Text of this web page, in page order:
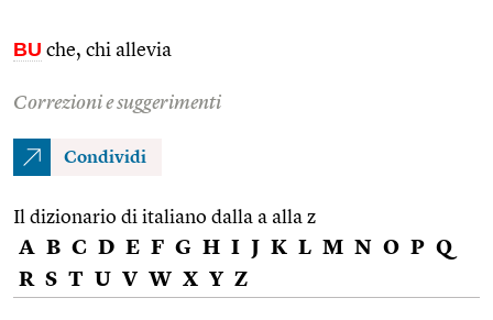
BU che, chi allevia
Correzioni e suggerimenti
Condividi
Il dizionario di italiano dalla a alla z
A B C D E F G H I J K L M N O P Q
R S T U V W X Y Z